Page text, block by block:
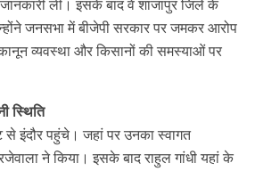
ली। इसके बाद वे शाजापुर जिले के
जनसभा में बीजेपी सरकार पर जमकर आरोप
व्यवस्था और किसानों की समस्याओं पर
स्थिति
से इंदौर पहुंचे। जहां पर उनका स्वागत
ने किया। इसके बाद राहुल गांधी यहां के